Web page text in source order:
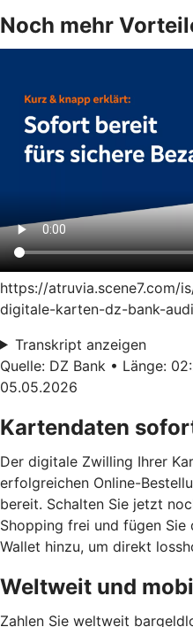
Noch mehr
https://atruvia.scene7.com/
digitale-karten-dz-bank-
Transkript anzeigen
Quelle: DZ Bank • Länge:
05.05.2026
Kartendaten
Der digitale Zwilling Ihrer
erfolgreichen Online-
bereit. Schalten Sie jetzt
Shopping frei und fügen
Wallet hinzu, um direkt
Weltweit und
Zahlen Sie weltweit